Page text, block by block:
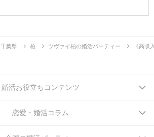
千葉県 柏 ツヴァイ柏の婚活パーティー 《高
婚活お役立ちコンテンツ
恋愛・婚活コラム